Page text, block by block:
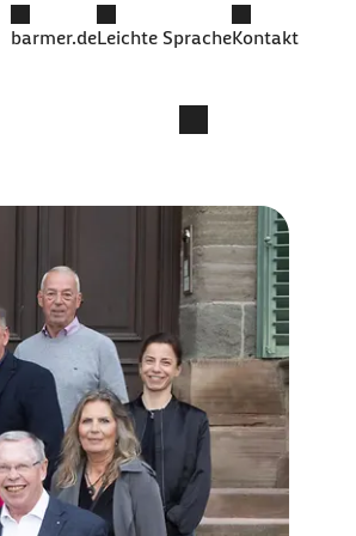
barmer.deLeichte SpracheKontakt